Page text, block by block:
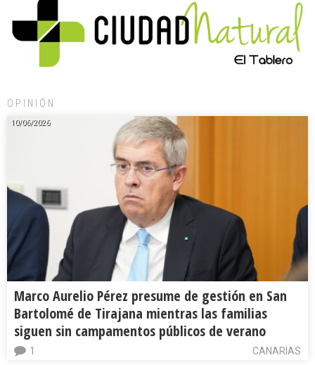
OPINIÓN
10/06/2026
Marco Aurelio Pérez presume de gestión en San
Bartolomé de Tirajana mientras las familias
siguen sin campamentos públicos de verano
CANARIAS
1